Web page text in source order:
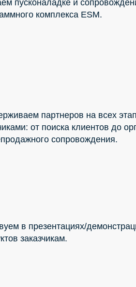
в презентациях/
заказчикам.
пусконаладке и
комплекса ESM.
партнеров на всех
от поиска клиентов до
сопровождения.